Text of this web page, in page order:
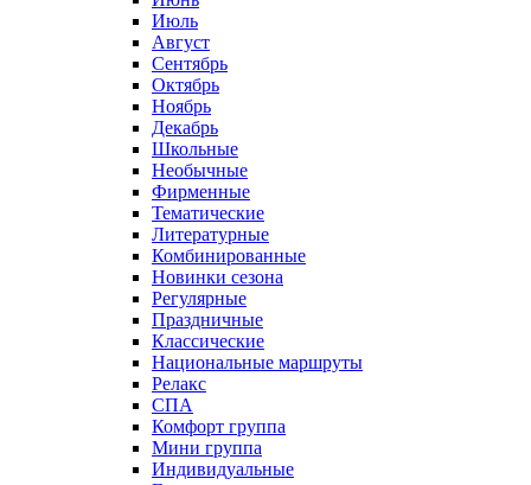
Июль
Август
Сентябрь
Октябрь
Ноябрь
Декабрь
Школьные
Необычные
Фирменные
Тематические
Литературные
Комбинированные
Новинки сезона
Регулярные
Праздничные
Классические
Национальные маршруты
Релакс
СПА
Комфорт группа
Мини группа
Индивидуальные